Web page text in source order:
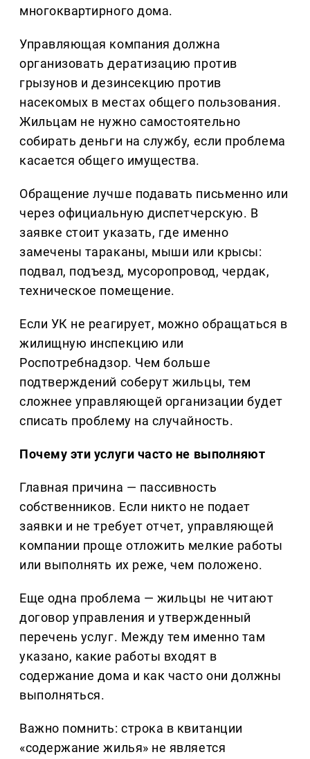
многоквартирного дома.
Управляющая компания должна
организовать дератизацию против
грызунов и дезинсекцию против
насекомых в местах общего пользования.
Жильцам не нужно самостоятельно
собирать деньги на службу, если проблема
касается общего имущества.
Обращение лучше подавать письменно или
через официальную диспетчерскую. В
заявке стоит указать, где именно
замечены тараканы, мыши или крысы:
подвал, подъезд, мусоропровод, чердак,
техническое помещение.
Если УК не реагирует, можно обращаться в
жилищную инспекцию или
Роспотребнадзор. Чем больше
подтверждений соберут жильцы, тем
сложнее управляющей организации будет
списать проблему на случайность.
Почему эти услуги часто не выполняют
Главная причина — пассивность
собственников. Если никто не подает
заявки и не требует отчет, управляющей
компании проще отложить мелкие работы
или выполнять их реже, чем положено.
Еще одна проблема — жильцы не читают
договор управления и утвержденный
перечень услуг. Между тем именно там
указано, какие работы входят в
содержание дома и как часто они должны
выполняться.
Важно помнить: строка в квитанции
«содержание жилья» не является